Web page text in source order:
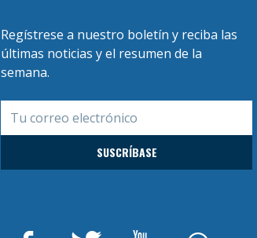
Regístrese a nuestro boletín y reciba las
últimas noticias y el resumen de la
semana.